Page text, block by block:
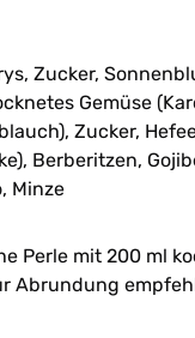
Zucker,
Gemüse
Zucker,
Berberitzen,
Minze
Perle mit 200 ml
Abrundung